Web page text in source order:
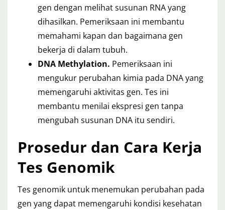
gen dengan melihat susunan RNA yang
dihasilkan. Pemeriksaan ini membantu
memahami kapan dan bagaimana gen
bekerja di dalam tubuh.
DNA Methylation. Pemeriksaan ini
mengukur perubahan kimia pada DNA yang
memengaruhi aktivitas gen. Tes ini
membantu menilai ekspresi gen tanpa
mengubah susunan DNA itu sendiri.
Prosedur dan Cara Kerja
Tes Genomik
Tes genomik untuk menemukan perubahan pada
gen yang dapat memengaruhi kondisi kesehatan